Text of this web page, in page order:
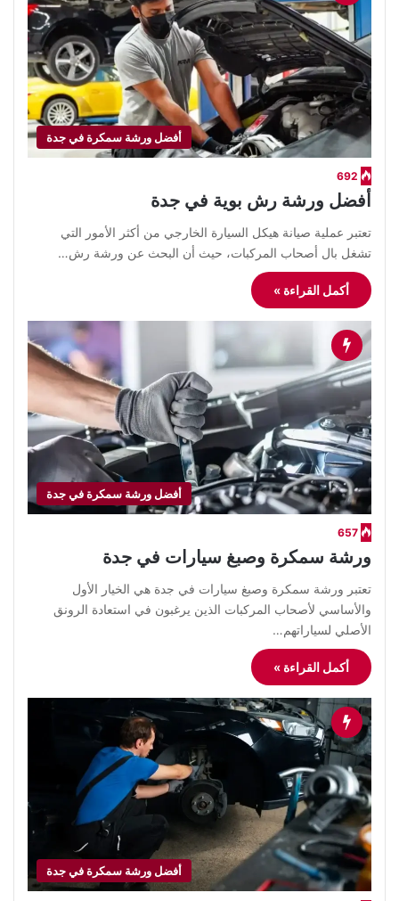
أفضل ورشة سمكرة في جدة
692
أفضل ورشة رش بوية في جدة
​تعتبر عملية صيانة هيكل السيارة الخارجي من أكثر الأمور التي
تشغل بال أصحاب المركبات، حيث أن البحث عن ورشة رش…
أكمل القراءة »
أفضل ورشة سمكرة في جدة
657
ورشة سمكرة وصبغ سيارات في جدة
​تعتبر ورشة سمكرة وصبغ سيارات في جدة هي الخيار الأول
والأساسي لأصحاب المركبات الذين يرغبون في استعادة الرونق
الأصلي لسياراتهم…
أكمل القراءة »
أفضل ورشة سمكرة في جدة